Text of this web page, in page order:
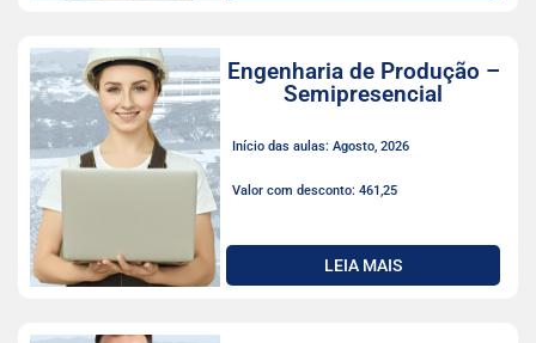
Engenharia de Produção –
Semipresencial
Início das aulas: Agosto, 2026
Valor com desconto: 461,25
LEIA MAIS